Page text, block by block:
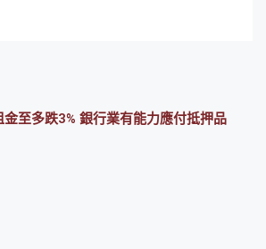
至多跌3% 銀行業有能力應付抵押品